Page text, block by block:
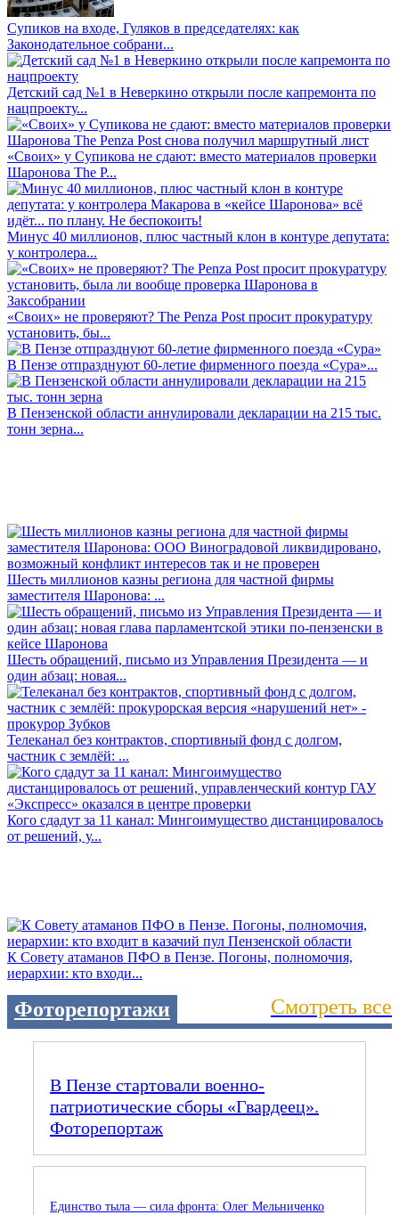
Супиков на входе, Гуляков в председателях: как
Законодательное собрани...
Детский сад №1 в Неверкино открыли после капремонта по
нацпроекту...
«Своих» у Супикова не сдают: вместо материалов проверки
Шаронова The P...
Минус 40 миллионов, плюс частный клон в контуре депутата:
у контролера...
«Своих» не проверяют? The Penza Post просит прокуратуру
установить, бы...
В Пензе отпразднуют 60-летие фирменного поезда «Сура»...
В Пензенской области аннулировали декларации на 215 тыс.
тонн зерна...
Шесть миллионов казны региона для частной фирмы
заместителя Шаронова: ...
Шесть обращений, письмо из Управления Президента — и
один абзац: новая...
Телеканал без контрактов, спортивный фонд с долгом,
частник с землёй: ...
Кого сдадут за 11 канал: Мингоимущество дистанцировалось
от решений, у...
К Совету атаманов ПФО в Пензе. Погоны, полномочия,
иерархии: кто входи...
Фоторепортажи Смотреть все
В Пензе стартовали военно-
патриотические сборы «Гвардеец».
Фоторепортаж
Единство тыла — сила фронта: Олег Мельниченко